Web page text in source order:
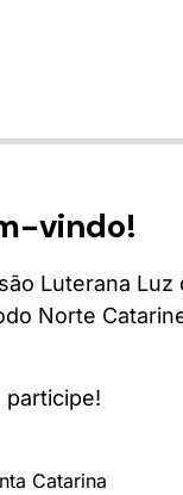
vindo!
Luterana
Norte
participe!
Catarina